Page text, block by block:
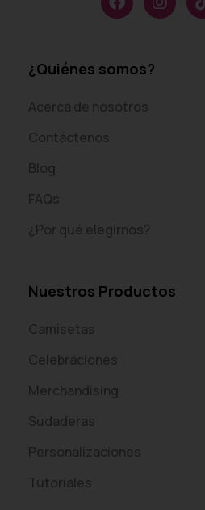
¿Quiénes somos?
Acerca de nosotros
Contáctenos
Blog
FAQs
¿Por qué elegirnos?
Nuestros Productos
Camisetas
Celebraciones
Merchandising
Sudaderas
Personalizaciones
Tutoriales